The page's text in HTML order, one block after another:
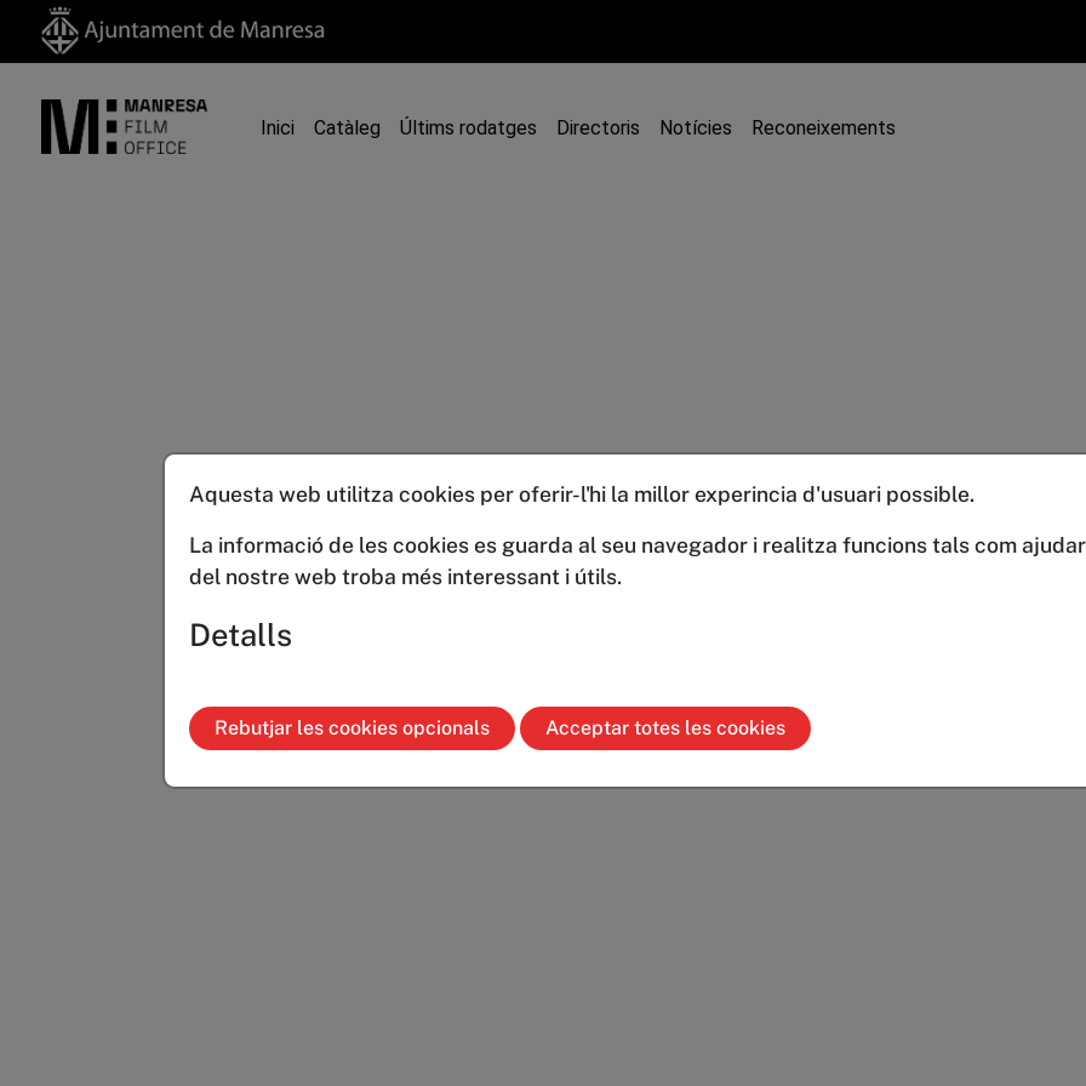
Aquesta web utilitza cookies per oferir-l'hi la millor experincia d'usuari possible.
La informació de les cookies es guarda al seu navegador i realitza funcions tals com
del nostre web troba més interessant i útils.
Detalls
Rebutjar les cookies opcionals Acceptar totes les cookies
Inici Catàleg Últims rodatges Directoris Notícies Reconeixements